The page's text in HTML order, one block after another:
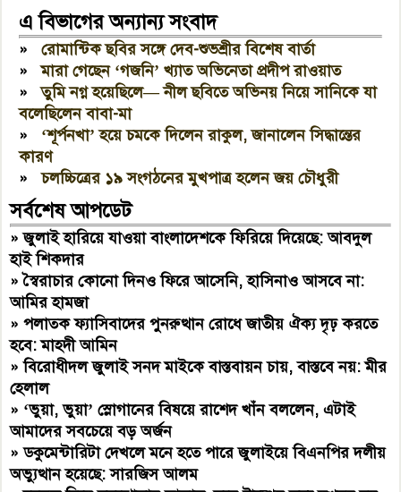
এ বিভাগের অন্যান্য সংবাদ
»রোমান্টিক ছবির সঙ্গে দেব-শুভশ্রীর বিশেষ বার্তা
»মারা গেছেন ‘গজনি’ খ্যাত অভিনেতা প্রদীপ রাওয়াত
»তুমি নগ্ন হয়েছিলে— নীল ছবিতে অভিনয় নিয়ে সানিকে যা
বলেছিলেন বাবা-মা
» ‘শূর্পনখা’ হয়ে চমকে দিলেন রাকুল, জানালেন সিদ্ধান্তের
কারণ
»চলচ্চিত্রের ১৯ সংগঠনের মুখপাত্র হলেন জয় চৌধুরী
সর্বশেষ আপডেট
»জুলাই হারিয়ে যাওয়া বাংলাদেশকে ফিরিয়ে দিয়েছে: আবদুল
হাই শিকদার
»স্বৈরাচার কোনো দিনও ফিরে আসেনি, হাসিনাও আসবে না:
আমির হামজা
»পলাতক ফ্যাসিবাদের পুনরুত্থান রোধে জাতীয় ঐক্য দৃঢ় করতে
হবে: মাহদী আমিন
»বিরোধীদল জুলাই সনদ মাইকে বাস্তবায়ন চায়, বাস্তবে নয়: মীর
হেলাল
» ‘ভুয়া, ভুয়া’ স্লোগানের বিষয়ে রাশেদ খাঁন বললেন, এটাই
আমাদের সবচেয়ে বড় অর্জন
»ডকুমেন্টারিটা দেখলে মনে হতে পারে জুলাইয়ে বিএনপির দলীয়
অভ্যুত্থান হয়েছে: সারজিস আলম